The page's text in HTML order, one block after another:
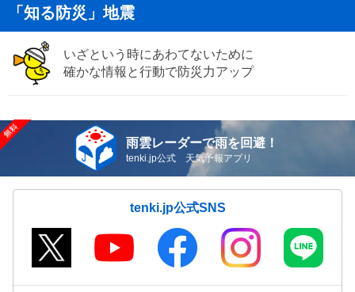
「知る防災」地震
いざという時にあわてないために
確かな情報と行動で防災力アップ
雨雲レーダーで雨を回避！
tenki.jp公式 天気予報アプリ
tenki.jp公式SNS